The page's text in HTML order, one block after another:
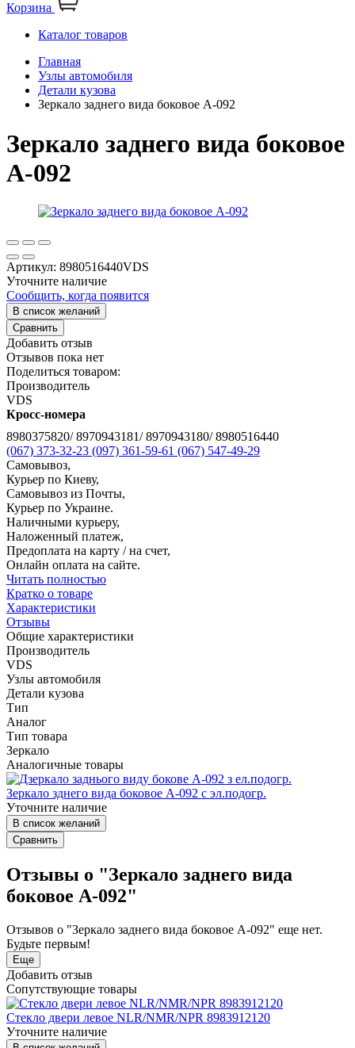
Корзина
Каталог товаров
Главная
Узлы автомобиля
Детали кузова
Зеркало заднего вида боковое А-092
Зеркало заднего вида боковое
А-092
Артикул: 8980516440VDS
Уточните наличие
Сообщить, когда появится
В список желаний
Сравнить
Добавить отзыв
Отзывов пока нет
Поделиться товаром:
Производитель
VDS
Кросс-номера
8980375820/ 8970943181/ 8970943180/ 8980516440
(067) 373-32-23 (097) 361-59-61 (067) 547-49-29
Самовывоз,
Курьер по Киеву,
Самовывоз из Почты,
Курьер по Украине.
Наличными курьеру,
Наложенный платеж,
Предоплата на карту / на счет,
Онлайн оплата на сайте.
Читать полностью
Кратко о товаре
Характеристики
Отзывы
Общие характеристики
Производитель
VDS
Узлы автомобиля
Детали кузова
Тип
Аналог
Тип товара
Зеркало
Аналогичные товары
Зеркало зднего вида боковое А-092 с эл.подогр.
Уточните наличие
В список желаний
Сравнить
Отзывы о "Зеркало заднего вида
боковое А-092"
Отзывов о "Зеркало заднего вида боковое А-092" еще нет.
Будьте первым!
Еще
Добавить отзыв
Сопутствующие товары
Стекло двери левое NLR/NMR/NPR 8983912120
Уточните наличие